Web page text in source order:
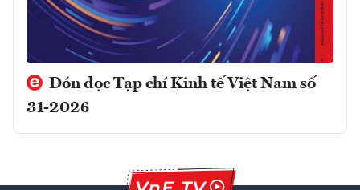
Đón đọc Tạp chí Kinh tế Việt Nam số
31-2026